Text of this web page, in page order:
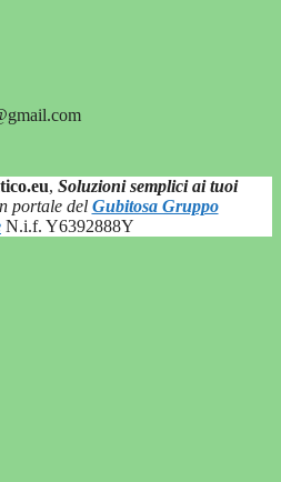
, Soluzioni semplici ai tuoi
portale del Gubitosa Gruppo
N.i.f. Y6392888Y